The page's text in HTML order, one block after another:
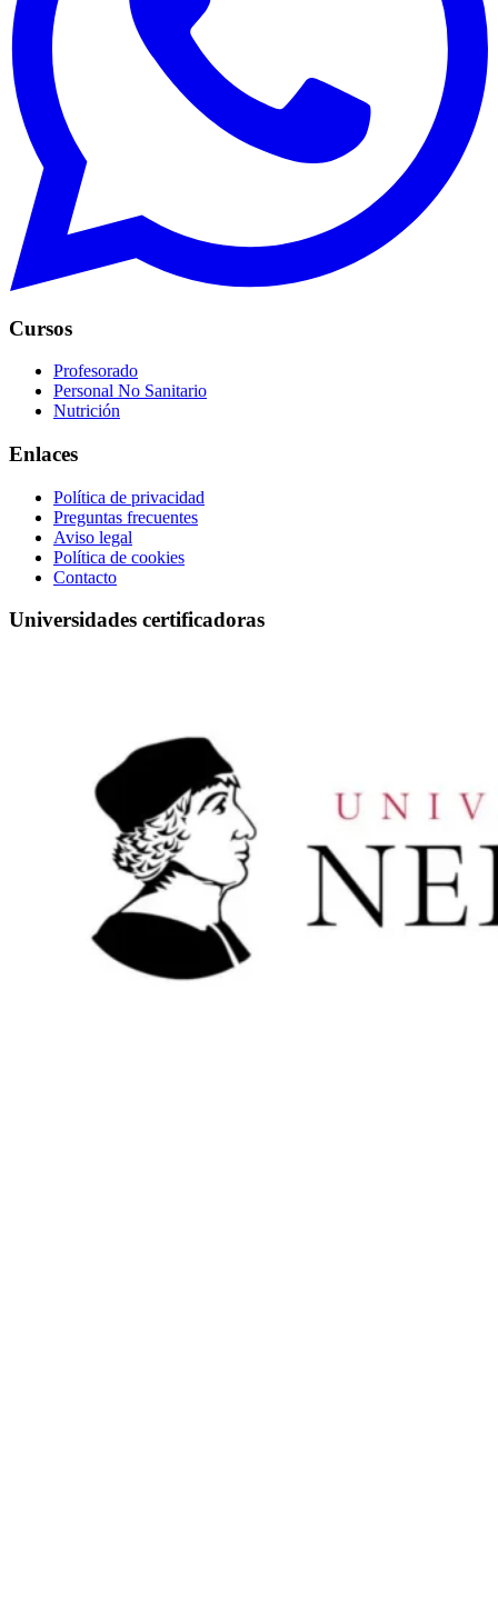
Cursos
Profesorado
Personal No Sanitario
Nutrición
Enlaces
Política de privacidad
Preguntas frecuentes
Aviso legal
Política de cookies
Contacto
Universidades certificadoras